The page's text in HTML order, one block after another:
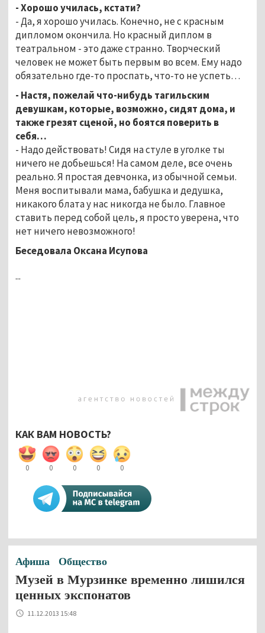
- Хорошо училась, кстати?
- Да, я хорошо училась. Конечно, не с красным
дипломом окончила. Но красный диплом в
театральном - это даже странно. Творческий
человек не может быть первым во всем. Ему надо
обязательно где-то проспать, что-то не успеть…
- Настя, пожелай что-нибудь тагильским
девушкам, которые, возможно, сидят дома, и
также грезят сценой, но боятся поверить в
себя…
- Надо действовать! Сидя на стуле в уголке ты
ничего не добьешься! На самом деле, все очень
реально. Я простая девчонка, из обычной семьи.
Меня воспитывали мама, бабушка и дедушка,
никакого блата у нас никогда не было. Главное
ставить перед собой цель, я просто уверена, что
нет ничего невозможного!
Беседовала Оксана Исупова
...
КАК ВАМ НОВОСТЬ?
0 0 0 0 0
Афиша Общество
Музей в Мурзинке временно лишился
ценных экспонатов
11.12.2013 15:48